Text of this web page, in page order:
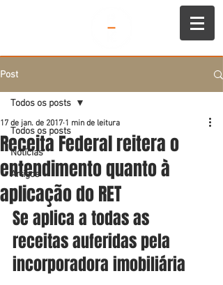
Post
Todos os posts
Notícias
Artigos
Todos os posts
Receita Federal reitera o
entendimento quanto à
aplicação do RET
17 de jan. de 2017 1 min de leitura
Se aplica a todas as
receitas auferidas pela
incorporadora imobiliária